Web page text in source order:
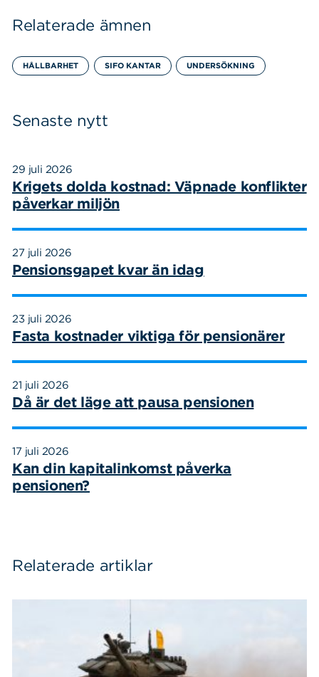
Relaterade ämnen
HÅLLBARHET SIFO KANTAR UNDERSÖKNING
Senaste nytt
29 juli 2026
Krigets dolda kostnad: Väpnade konflikter
påverkar miljön
27 juli 2026
Pensionsgapet kvar än idag
23 juli 2026
Fasta kostnader viktiga för pensionärer
21 juli 2026
Då är det läge att pausa pensionen
17 juli 2026
Kan din kapitalinkomst påverka
pensionen?
Relaterade artiklar